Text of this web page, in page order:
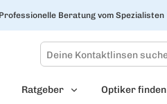
Professionelle Beratung vom Spezialisten
Ratgeber Optiker finden